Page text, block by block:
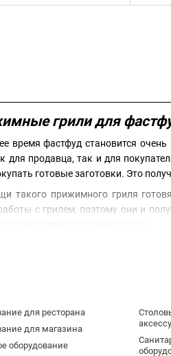
грили для
время фастфуд становится
для продавца, так и для
готовые заготовки. Это
такого прижимного гриля
с грилем, поэтому они и
магазинах. Он
для ресторана
для магазина
оборудование